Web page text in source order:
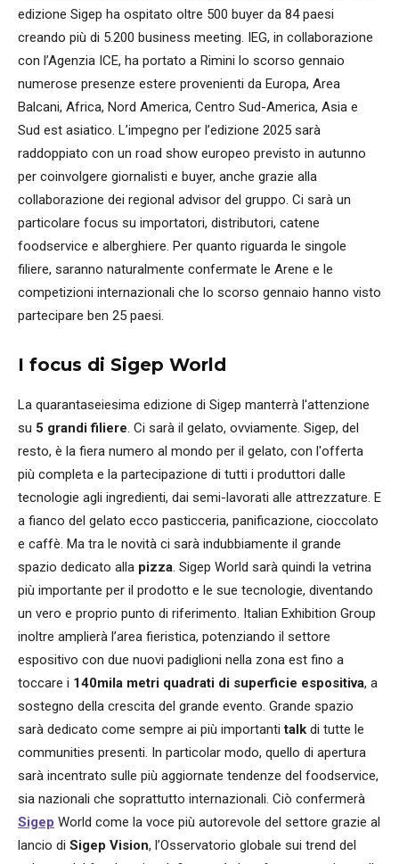
edizione Sigep ha ospitato oltre 500 buyer da 84 paesi
creando più di 5.200 business meeting. IEG, in collaborazione
con l’Agenzia ICE, ha portato a Rimini lo scorso gennaio
numerose presenze estere provenienti da Europa, Area
Balcani, Africa, Nord America, Centro Sud-America, Asia e
Sud est asiatico. L’impegno per l’edizione 2025 sarà
raddoppiato con un road show europeo previsto in autunno
per coinvolgere giornalisti e buyer, anche grazie alla
collaborazione dei regional advisor del gruppo. Ci sarà un
particolare focus su importatori, distributori, catene
foodservice e alberghiere. Per quanto riguarda le singole
filiere, saranno naturalmente confermate le Arene e le
competizioni internazionali che lo scorso gennaio hanno visto
partecipare ben 25 paesi.
I focus di Sigep World
La quarantaseiesima edizione di Sigep manterrà l'attenzione
su 5 grandi filiere. Ci sarà il gelato, ovviamente. Sigep, del
resto, è la fiera numero al mondo per il gelato, con l'offerta
più completa e la partecipazione di tutti i produttori dalle
tecnologie agli ingredienti, dai semi-lavorati alle attrezzature. E
a fianco del gelato ecco pasticceria, panificazione, cioccolato
e caffè. Ma tra le novità ci sarà indubbiamente il grande
spazio dedicato alla pizza. Sigep World sarà quindi la vetrina
più importante per il prodotto e le sue tecnologie, diventando
un vero e proprio punto di riferimento. Italian Exhibition Group
inoltre amplierà l’area fieristica, potenziando il settore
espositivo con due nuovi padiglioni nella zona est fino a
toccare i 140mila metri quadrati di superficie espositiva, a
sostegno della crescita del grande evento. Grande spazio
sarà dedicato come sempre ai più importantitalk di tutte le
communities presenti. In particolar modo, quello di apertura
sarà incentrato sulle più aggiornate tendenze del foodservice,
sia nazionali che soprattutto internazionali. Ciò confermerà
Sigep World come la voce più autorevole del settore grazie al
lancio di Sigep Vision, l’Osservatorio globale sui trend del